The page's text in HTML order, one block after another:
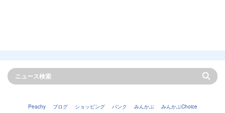
Peachy ブログ ショッピング バンク みんかぶ みんかぶChoice